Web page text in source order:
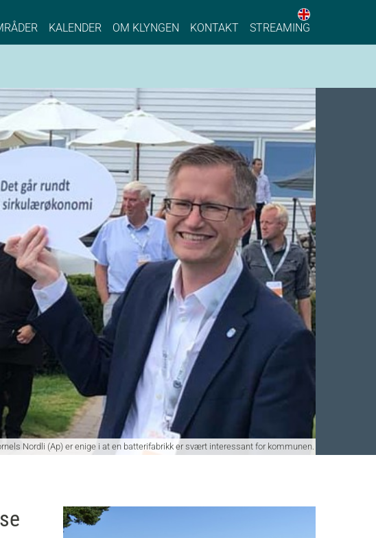
Sustainable Process Industry
KALENDER OM KLYNGEN KONTAKT STREAMING
English
Nordli (Ap) er enige i at en batterifabrikk er svært interessant for kommunen.